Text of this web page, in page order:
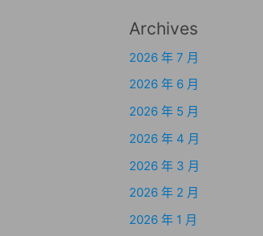
Archives
2026 年 7 月
2026 年 6 月
2026 年 5 月
2026 年 4 月
2026 年 3 月
2026 年 2 月
2026 年 1 月